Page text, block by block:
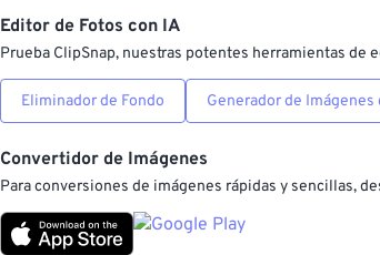
Desde URL
Editor de Fotos con IA
Prueba ClipSnap, nuestras potentes herramientas de
Eliminador de Fondo Generador de Imágenes
Convertidor de Imágenes
Para conversiones de imágenes rápidas y sencillas,